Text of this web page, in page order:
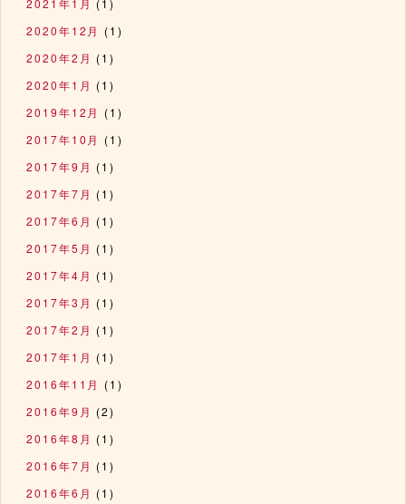
2021年1月 (1)
2020年12月 (1)
2020年2月 (1)
2020年1月 (1)
2019年12月 (1)
2017年10月 (1)
2017年9月 (1)
2017年7月 (1)
2017年6月 (1)
2017年5月 (1)
2017年4月 (1)
2017年3月 (1)
2017年2月 (1)
2017年1月 (1)
2016年11月 (1)
2016年9月 (2)
2016年8月 (1)
2016年7月 (1)
2016年6月 (1)